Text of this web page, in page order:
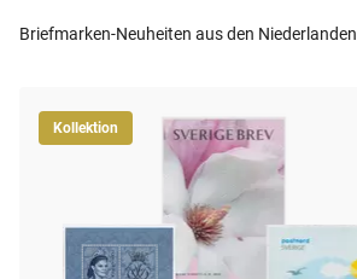
Briefmarken-Neuheiten aus den Niederlanden
Kollektion